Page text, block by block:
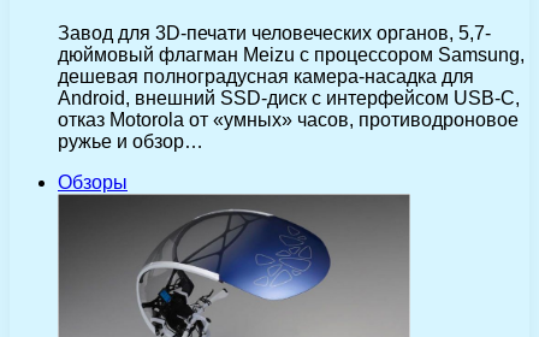
Завод для 3D-печати человеческих органов, 5,7-
дюймовый флагман Meizu с процессором Samsung,
дешевая полноградусная камера-насадка для
Android, внешний SSD-диск с интерфейсом USB-C,
отказ Motorola от «умных» часов, противодроновое
ружье и обзор…
Обзоры